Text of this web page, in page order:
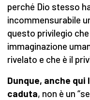
perché Dio stesso
incommensurabile
questo privilegio
immaginazione
rivelato e che è il
Dunque, anche
caduta, non è un